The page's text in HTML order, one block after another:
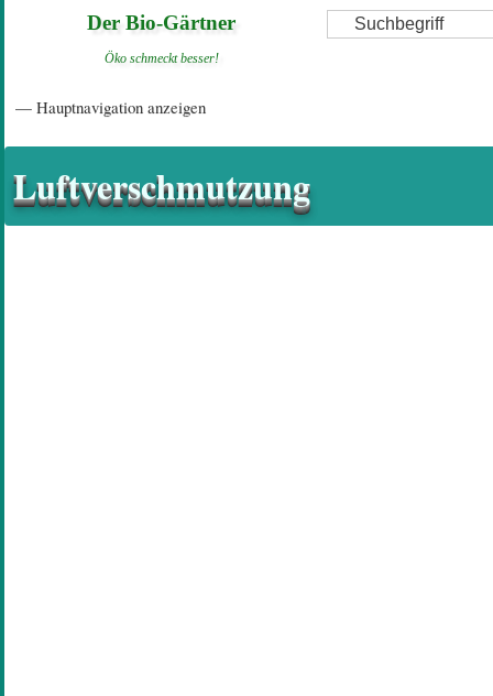
Suche
Der Bio-Gärtner
Öko schmeckt besser!
— Hauptnavigation anzeigen
Luftverschmutzung